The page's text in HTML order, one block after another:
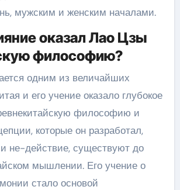
мужским и женским началами.
оказал Лао Цзы
философию?
одним из величайших
и его учение оказало глубокое
философию и
которые он разработал,
и не-действие, существуют до
мышлении. Его учение о
стало основой